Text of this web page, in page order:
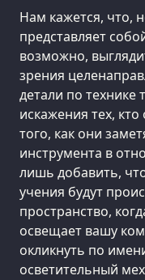
Нам кажется, что,
представляет
возможно,
зрения
детали по технике
искажения тех,
того, как они
инструмента в
лишь добавить,
учения будут
пространство,
освещает вашу
окликнуть по
осветительный